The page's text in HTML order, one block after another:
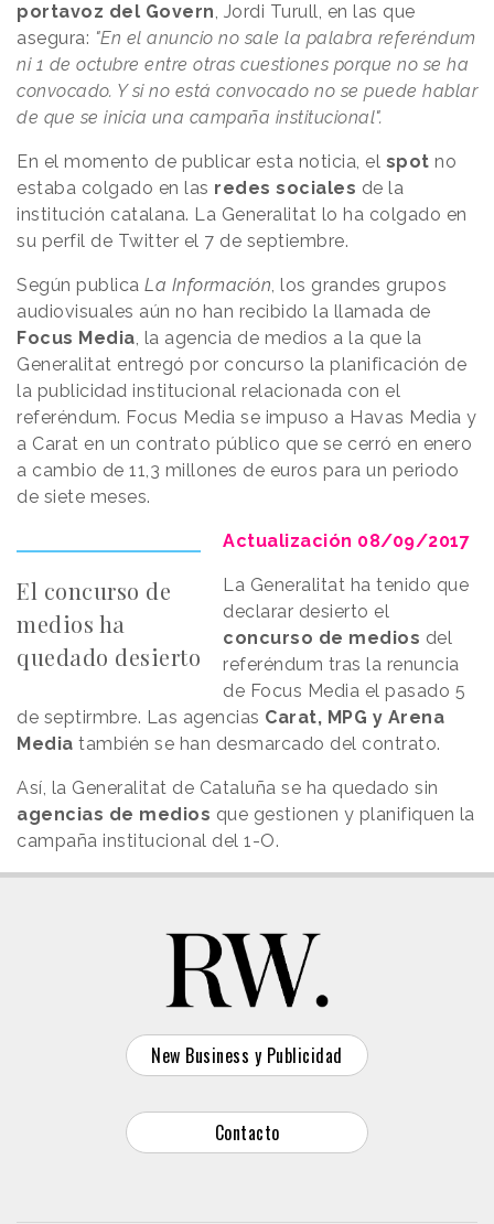
portavoz del Govern, Jordi Turull, en las que
asegura: "En el anuncio no sale la palabra referéndum
ni 1 de octubre entre otras cuestiones porque no se ha
convocado. Y si no está convocado no se puede hablar
de que se inicia una campaña institucional".
En el momento de publicar esta noticia, el spot no
estaba colgado en las redes sociales de la
institución catalana. La Generalitat lo ha colgado en
su perfil de Twitter el 7 de septiembre.
Según publica La Información, los grandes grupos
audiovisuales aún no han recibido la llamada de
Focus Media, la agencia de medios a la que la
Generalitat entregó por concurso la planificación de
la publicidad institucional relacionada con el
referéndum. Focus Media se impuso a Havas Media y
a Carat en un contrato público que se cerró en enero
a cambio de 11,3 millones de euros para un periodo
de siete meses.
El concurso de
medios ha
quedado desierto
Actualización 08/09/2017
La Generalitat ha tenido que
declarar desierto el
concurso de medios del
referéndum tras la renuncia
de Focus Media el pasado 5
de septirmbre. Las agencias Carat, MPG y Arena
Media también se han desmarcado del contrato.
Así, la Generalitat de Cataluña se ha quedado sin
agencias de medios que gestionen y planifiquen la
campaña institucional del 1-O.
New Business y Publicidad
Contacto